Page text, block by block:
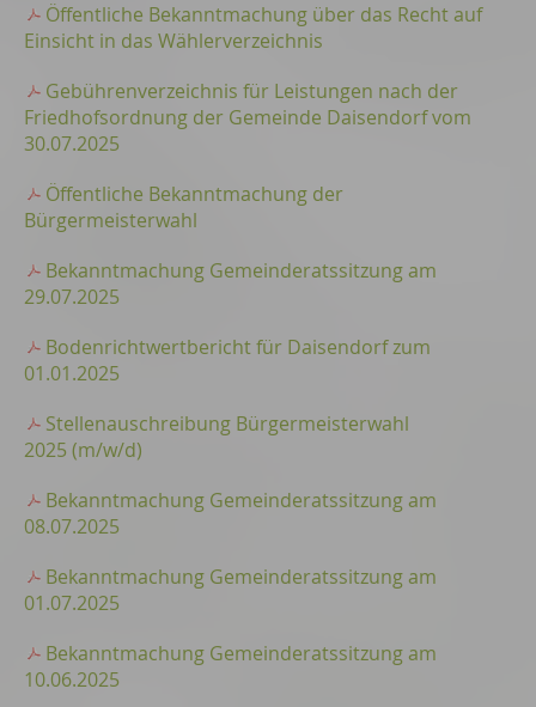
Öffentliche Bekanntmachung über das Recht auf
Einsicht in das Wählerverzeichnis
Gebührenverzeichnis für Leistungen nach der
Friedhofsordnung der Gemeinde Daisendorf vom
30.07.2025
Öffentliche Bekanntmachung der
Bürgermeisterwahl
Bekanntmachung Gemeinderatssitzung am
29.07.2025
Bodenrichtwertbericht für Daisendorf zum
01.01.2025
Stellenauschreibung Bürgermeisterwahl
2025 (m/w/d)
Bekanntmachung Gemeinderatssitzung am
08.07.2025
Bekanntmachung Gemeinderatssitzung am
01.07.2025
Bekanntmachung Gemeinderatssitzung am
10.06.2025